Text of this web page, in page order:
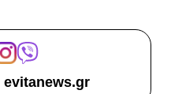
evitanews.gr